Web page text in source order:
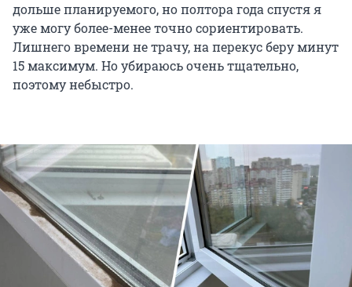
дольше планируемого, но полтора года спустя я
уже могу более-менее точно сориентировать.
Лишнего времени не трачу, на перекус беру минут
15 максимум. Но убираюсь очень тщательно,
поэтому небыстро.